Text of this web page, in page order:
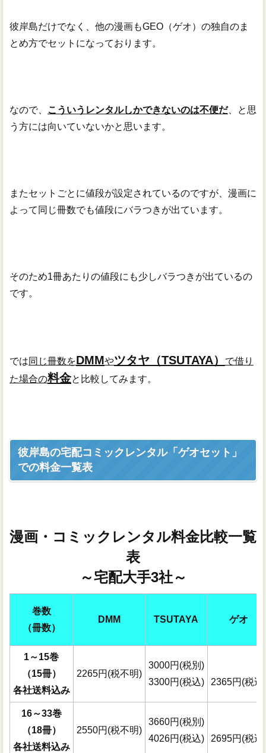
彼岸島だけでなく、他の漫画もGEO（ゲオ）の独自のま
とめ方でセットになっております。
なので、 こういうレンタルしかできないのは不便だ、と思
う方には向いていないかと思います。
またセットごとに値段が設定されているのですが、漫画に
よって同じ冊数でも値段にバラつきが出ています。
そのため1冊あたりの値段にも少しバラつきが出ているの
です。
では同じ冊数をDMMやツタヤ（TSUTAYA）
で借り
た場合の料金と比較してみます。
彼岸島の宅配コミックレンタル「ゲオセット」
での料金一覧表
漫画・コミックレンタル料金比較一覧
表
～宅配大手3社～
巻数
（冊数）
DMM TSUTAYA ゲオ
1～15巻
（15冊）
各社送料込み
2265円(税不明)
3000円(税別)
3300円(税込)
2365円(税込)
16～33巻
（18冊）
各社送料込み
2550円(税不明)
3660円(税別)
4026円(税込)
2695円(税込)